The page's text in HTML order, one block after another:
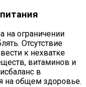
на ограничении
Отсутствие
к нехватке
витаминов и
в
на общем здоровье.